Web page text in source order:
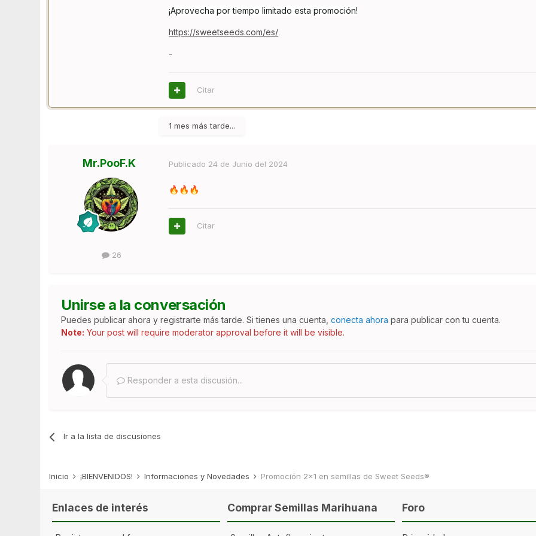
¡Aprovecha por tiempo limitado esta promoción!
https://sweetseeds.com/es/
-
Citar
1 mes más tarde...
Mr.PooF.K
26
Publicado 24 de Junio del 2024
🔥 🔥 🔥
Citar
Unirse a la conversación
Puedes publicar ahora y registrarte más tarde. Si tienes una cuenta,conecta ahora para publicar con tu cuenta.
Note: Your post will require moderator approval before it will be visible.
Responder a esta discusión...
Ir a la lista de discusiones
Inicio ¡BIENVENIDOS! Informaciones y Novedades Promoción 2x1 en semillas de Sweet Seeds®
Enlaces de interés Comprar Semillas Marihuana Foro